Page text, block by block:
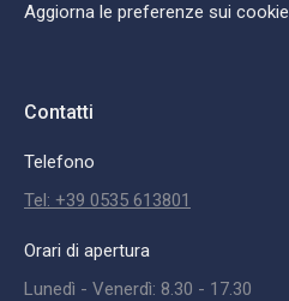
Aggiorna le preferenze sui cookie
Contatti
Telefono
Tel: +39 0535 613801
Orari di apertura
Lunedì - Venerdì: 8.30 - 17.30